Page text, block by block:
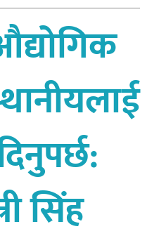
सिंह